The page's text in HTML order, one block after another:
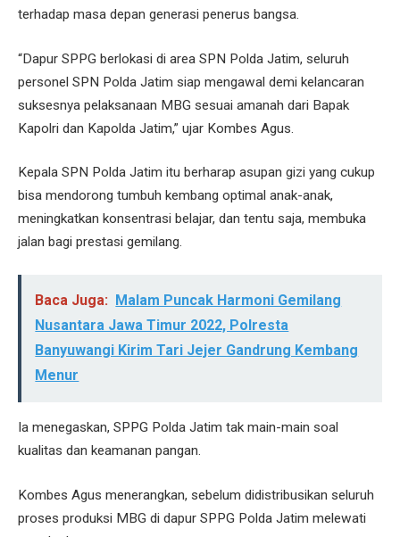
terhadap masa depan generasi penerus bangsa.
“Dapur SPPG berlokasi di area SPN Polda Jatim, seluruh
personel SPN Polda Jatim siap mengawal demi kelancaran
suksesnya pelaksanaan MBG sesuai amanah dari Bapak
Kapolri dan Kapolda Jatim,” ujar Kombes Agus.
Kepala SPN Polda Jatim itu berharap asupan gizi yang cukup
bisa mendorong tumbuh kembang optimal anak-anak,
meningkatkan konsentrasi belajar, dan tentu saja, membuka
jalan bagi prestasi gemilang.
Baca Juga:
Malam Puncak Harmoni Gemilang
Nusantara Jawa Timur 2022, Polresta
Banyuwangi Kirim Tari Jejer Gandrung Kembang
Menur
Ia menegaskan, SPPG Polda Jatim tak main-main soal
kualitas dan keamanan pangan.
Kombes Agus menerangkan, sebelum didistribusikan seluruh
proses produksi MBG di dapur SPPG Polda Jatim melewati